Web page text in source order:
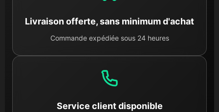
Livraison offerte, sans minimum d'achat
Commande expédiée sous 24 heures
Service client disponible